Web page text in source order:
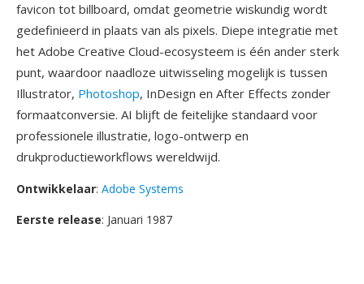
favicon tot billboard, omdat geometrie wiskundig wordt
gedefinieerd in plaats van als pixels. Diepe integratie met
het Adobe Creative Cloud-ecosysteem is één ander sterk
punt, waardoor naadloze uitwisseling mogelijk is tussen
Illustrator, Photoshop, InDesign en After Effects zonder
formaatconversie. AI blijft de feitelijke standaard voor
professionele illustratie, logo-ontwerp en
drukproductieworkflows wereldwijd.
Ontwikkelaar: Adobe Systems
Eerste release: Januari 1987